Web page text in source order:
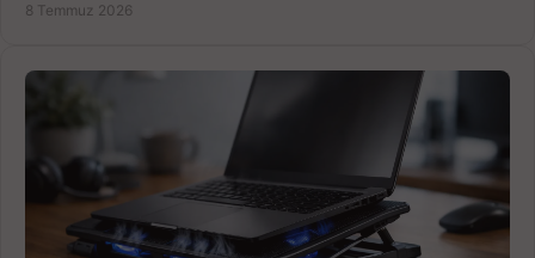
8 Temmuz 2026